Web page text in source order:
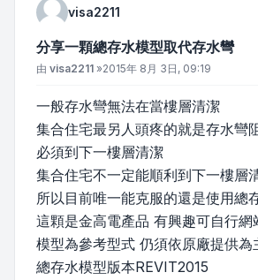
visa2211
分享一顆總存水模型取代存水彎
文章
由 visa2211 »2015年 8月 3日, 09:19
一般存水彎無法在當樓層清潔
集合住宅最另人頭疼的就是存水彎
必須到下一樓層清潔
集合住宅不一定能順利到下一樓層
所以目前唯一能克服的還是使用總
這顆是金高電產品 有興趣可自行網
模型為參考型式 仍須依原廠提供為
總存水模型版本REVIT2015